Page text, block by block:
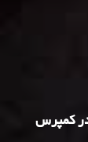
تخلیه در کمپرس